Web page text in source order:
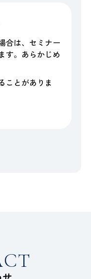
合は、セミナー
す。あらかじめ
ことがありま